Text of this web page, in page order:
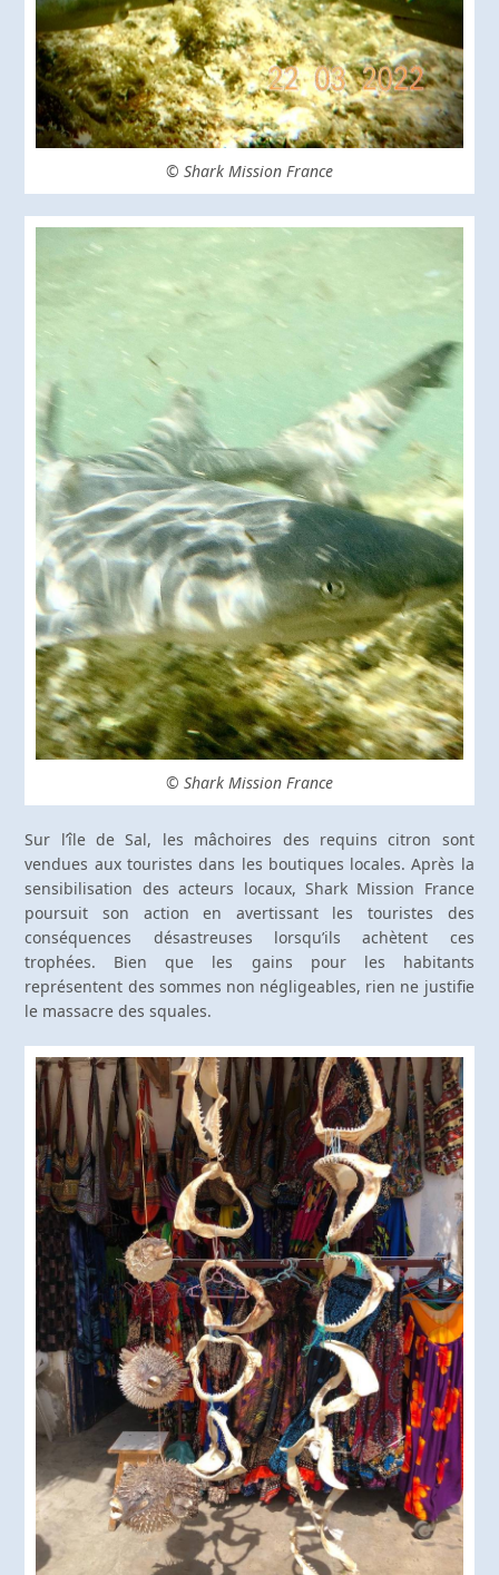
© Shark Mission France
© Shark Mission France
Sur l’île de Sal, les mâchoires des requins citron sont
vendues aux touristes dans les boutiques locales. Après la
sensibilisation des acteurs locaux, Shark Mission France
poursuit son action en avertissant les touristes des
conséquences désastreuses lorsqu’ils achètent ces
trophées. Bien que les gains pour les habitants
représentent des sommes non négligeables, rien ne justifie
le massacre des squales.